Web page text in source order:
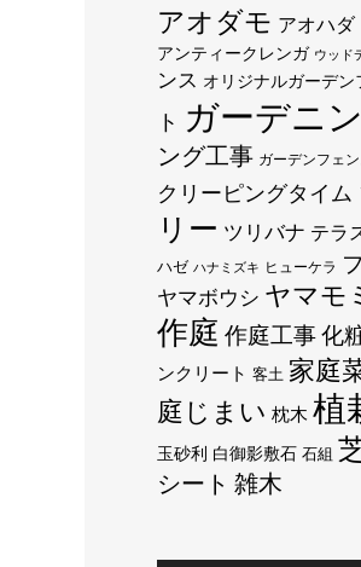
アオダモ アオハダ
アンティークレンガ ウッド
ンス オリジナルガーデン
ト ガーデニ
ング工事 ガーデンフェ
クリーピングタイム
リー ツリバナ テラ
ハゼ ハナミズキ ヒューケラ
ヤマボウシ ヤマモ
作庭 作庭工事化
ンクリート 客土 家庭
庭じまい 枕木 植
玉砂利 白御影敷石 石組
シート 雑木